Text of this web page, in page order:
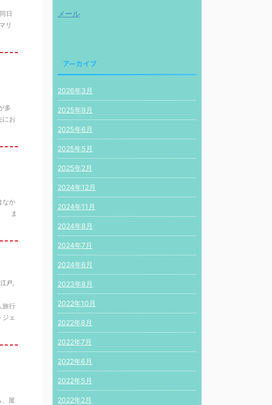
日
リ
多
にお
なか
ま
江戸,
旅行
ジェ
屋
メール
アーカイブ
2026年3月
2025年9月
2025年6月
2025年5月
2025年2月
2024年12月
2024年11月
2024年8月
2024年7月
2024年6月
2023年8月
2022年10月
2022年8月
2022年7月
2022年6月
2022年5月
2022年2月